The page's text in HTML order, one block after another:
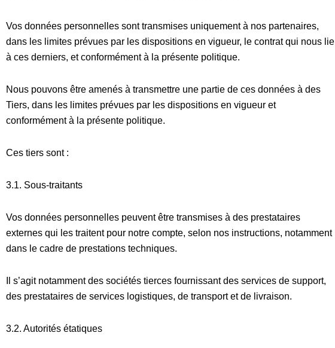
Vos données personnelles sont transmises uniquement à nos partenaires,
dans les limites prévues par les dispositions en vigueur, le contrat qui nous lie
à ces derniers, et conformément à la présente politique.
Nous pouvons être amenés à transmettre une partie de ces données à des
Tiers, dans les limites prévues par les dispositions en vigueur et
conformément à la présente politique.
Ces tiers sont :
3.1. Sous-traitants
Vos données personnelles peuvent être transmises à des prestataires
externes qui les traitent pour notre compte, selon nos instructions, notamment
dans le cadre de prestations techniques.
Il s’agit notamment des sociétés tierces fournissant des services de support,
des prestataires de services logistiques, de transport et de livraison.
3.2. Autorités étatiques